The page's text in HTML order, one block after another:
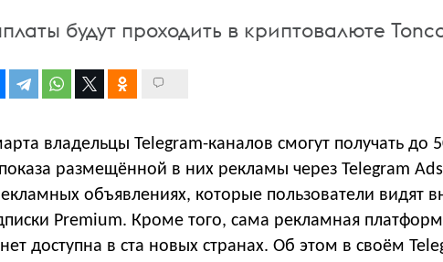
будут проходить в криптовалюте
владельцы Telegram-каналов смогут получать до
размещённой в них рекламы через Telegram
объявлениях, которые пользователи видят
Premium. Кроме того, сама рекламная
доступна в ста новых странах. Об этом в своём